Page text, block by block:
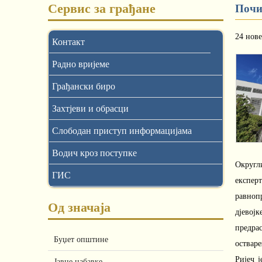
Сервис за грађане
Контакт
Радно вријеме
Грађански биро
Захтјеви и обрасци
Слободан приступ информацијама
Водич кроз поступке
ГИС
Од значаја
Буџет општине
24
Ријеч